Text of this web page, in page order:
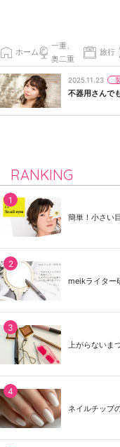
ホーム
一重、
奥二重
旅行
2025.11.23
不器用さんで
RANKING
簡単！小さい
meikライター
上がらないま
ネイルチップ